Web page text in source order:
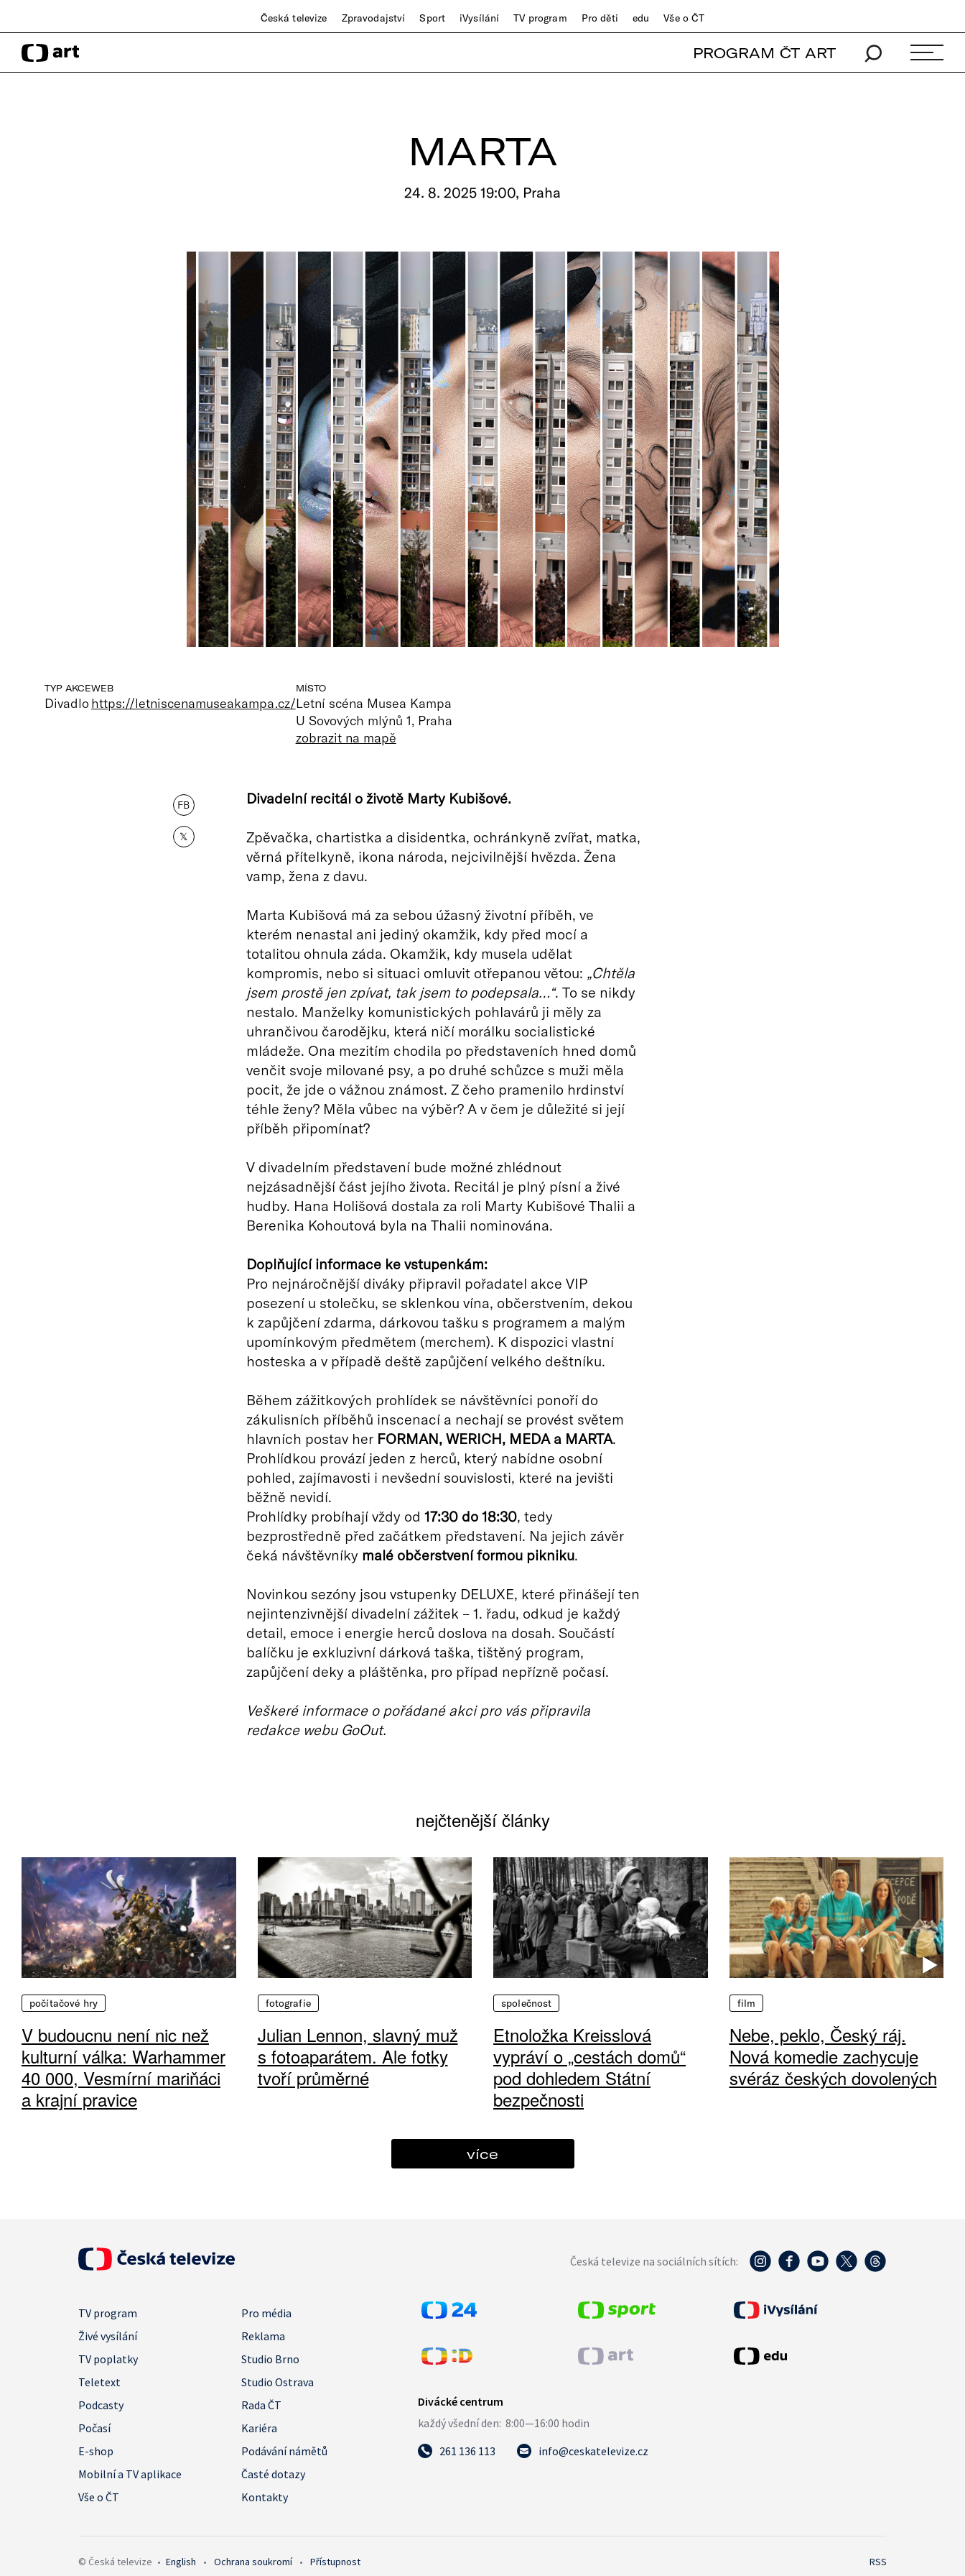
Česká televize Zpravodajství Sport iVysílání TV program Pro děti edu Vše o ČT
PROGRAM ČT ART
MARTA
24. 8. 2025 19:00, Praha
TYP AKCE
Divadlo
WEB
https://letniscenamuseakampa.cz/
MÍSTO
Letní scéna Musea Kampa
U Sovových mlýnů 1, Praha
zobrazit na mapě
FB
𝕏
Divadelní recitál o životě Marty Kubišové.
Zpěvačka, chartistka a disidentka, ochránkyně zvířat, matka,
věrná přítelkyně, ikona národa, nejcivilnější hvězda. Žena
vamp, žena z davu.
Marta Kubišová má za sebou úžasný životní příběh, ve
kterém nenastal ani jediný okamžik, kdy před mocí a
totalitou ohnula záda. Okamžik, kdy musela udělat
kompromis, nebo si situaci omluvit otřepanou větou: „Chtěla
jsem prostě jen zpívat, tak jsem to podepsala…“. To se nikdy
nestalo. Manželky komunistických pohlavárů ji měly za
uhrančivou čarodějku, která ničí morálku socialistické
mládeže. Ona mezitím chodila po představeních hned domů
venčit svoje milované psy, a po druhé schůzce s muži měla
pocit, že jde o vážnou známost. Z čeho pramenilo hrdinství
téhle ženy? Měla vůbec na výběr? A v čem je důležité si její
příběh připomínat?
V divadelním představení bude možné zhlédnout
nejzásadnější část jejího života. Recitál je plný písní a živé
hudby. Hana Holišová dostala za roli Marty Kubišové Thalii a
Berenika Kohoutová byla na Thalii nominována.
Doplňující informace ke vstupenkám:
Pro nejnáročnější diváky připravil pořadatel akce VIP
posezení u stolečku, se sklenkou vína, občerstvením, dekou
k zapůjčení zdarma, dárkovou tašku s programem a malým
upomínkovým předmětem (merchem). K dispozici vlastní
hosteska a v případě deště zapůjčení velkého deštníku.
Během zážitkových prohlídek se návštěvníci ponoří do
zákulisních příběhů inscenací a nechají se provést světem
hlavních postav her FORMAN, WERICH, MEDA a MARTA.
Prohlídkou provází jeden z herců, který nabídne osobní
pohled, zajímavosti i nevšední souvislosti, které na jevišti
běžně nevidí.
Prohlídky probíhají vždy od 17:30 do 18:30, tedy
bezprostředně před začátkem představení. Na jejich závěr
čeká návštěvníky malé občerstvení formou pikniku.
Novinkou sezóny jsou vstupenky DELUXE, které přinášejí ten
nejintenzivnější divadelní zážitek – 1. řadu, odkud je každý
detail, emoce i energie herců doslova na dosah. Součástí
balíčku je exkluzivní dárková taška, tištěný program,
zapůjčení deky a pláštěnka, pro případ nepřízně počasí.
Veškeré informace o pořádané akci pro vás připravila
redakce webu GoOut.
nejčtenější články
počítačové hry
V budoucnu není nic než
kulturní válka: Warhammer
40 000, Vesmírní mariňáci
a krajní pravice
fotografie
Julian Lennon, slavný muž
s fotoaparátem. Ale fotky
tvoří průměrné
společnost
Etnoložka Kreisslová
vypráví o „cestách domů“
pod dohledem Státní
bezpečnosti
film
Nebe, peklo, Český ráj.
Nová komedie zachycuje
svéráz českých dovolených
více
Česká televize na sociálních sítích:
TV program
Pro média
Živé vysílání
Reklama
TV poplatky
Studio Brno
Teletext
Studio Ostrava
Podcasty
Rada ČT
Počasí
Kariéra
E-shop
Podávání námětů
Mobilní a TV aplikace
Časté dotazy
Vše o ČT
Kontakty
261 136 113 info@ceskatelevize.cz
© Česká televize • English • Ochrana soukromí • Přístupnost RSS